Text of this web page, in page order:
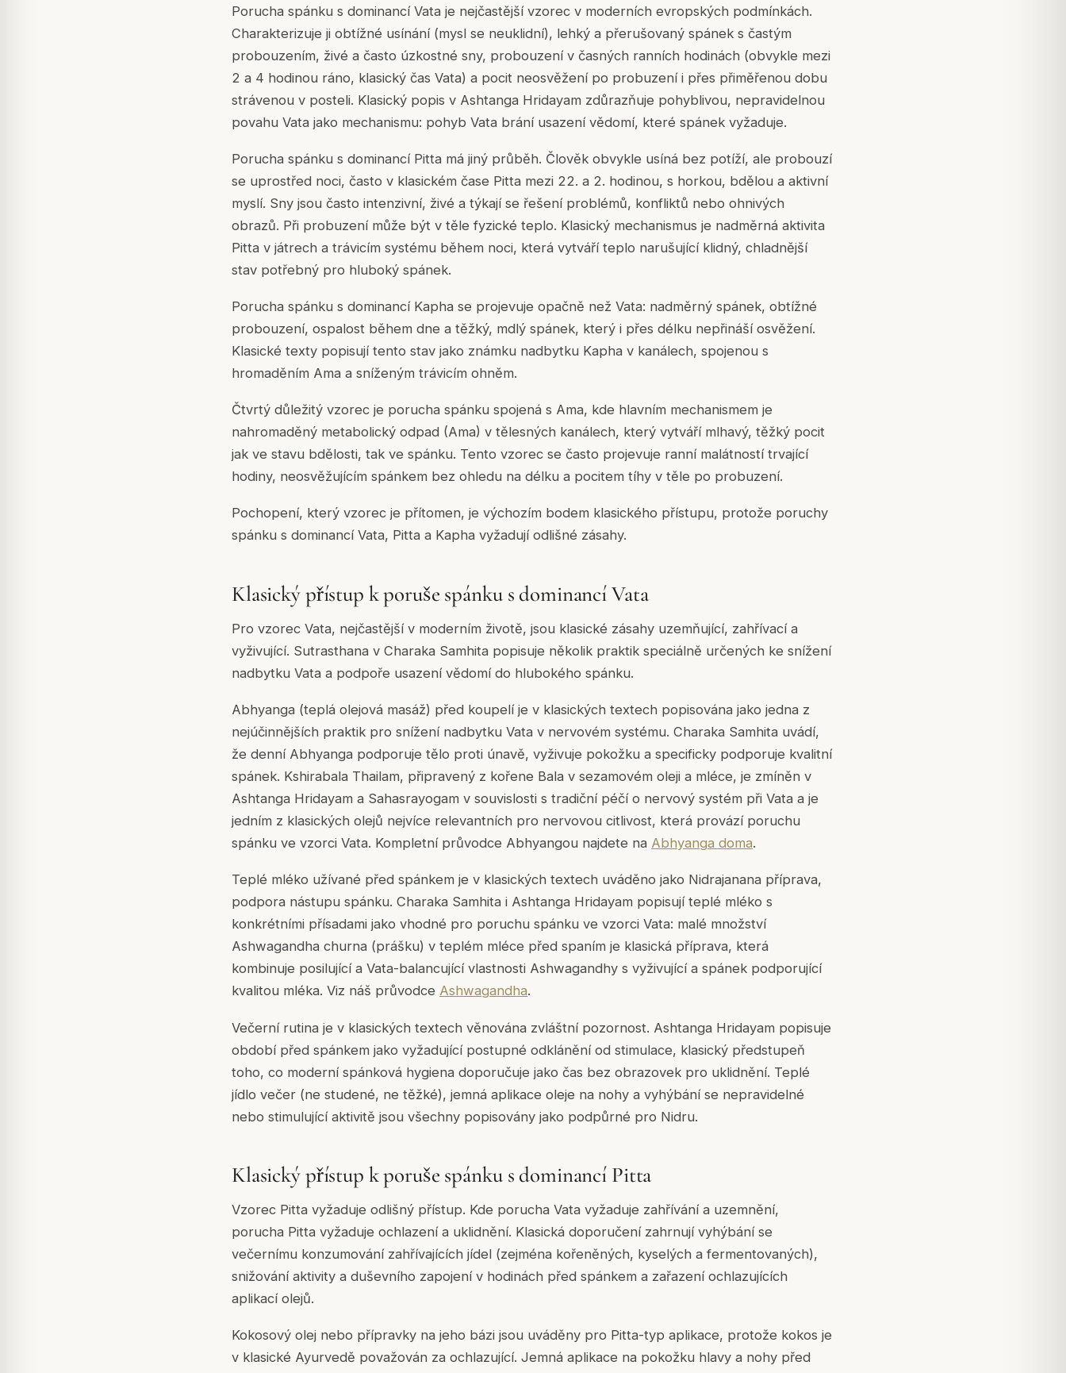
Porucha spánku s dominancí Vata je nejčastější vzorec v moderních evropských podmínkách.
Charakterizuje ji obtížné usínání (mysl se neuklidní), lehký a přerušovaný spánek s častým
probouzením, živé a často úzkostné sny, probouzení v časných ranních hodinách (obvykle mezi
2 a 4 hodinou ráno, klasický čas Vata) a pocit neosvěžení po probuzení i přes přiměřenou dobu
strávenou v posteli. Klasický popis v Ashtanga Hridayam zdůrazňuje pohyblivou, nepravidelnou
povahu Vata jako mechanismu: pohyb Vata brání usazení vědomí, které spánek vyžaduje.
Porucha spánku s dominancí Pitta má jiný průběh. Člověk obvykle usíná bez potíží, ale probouzí
se uprostřed noci, často v klasickém čase Pitta mezi 22. a 2. hodinou, s horkou, bdělou a aktivní
myslí. Sny jsou často intenzivní, živé a týkají se řešení problémů, konfliktů nebo ohnivých
obrazů. Při probuzení může být v těle fyzické teplo. Klasický mechanismus je nadměrná aktivita
Pitta v játrech a trávicím systému během noci, která vytváří teplo narušující klidný, chladnější
stav potřebný pro hluboký spánek.
Porucha spánku s dominancí Kapha se projevuje opačně než Vata: nadměrný spánek, obtížné
probouzení, ospalost během dne a těžký, mdlý spánek, který i přes délku nepřináší osvěžení.
Klasické texty popisují tento stav jako známku nadbytku Kapha v kanálech, spojenou s
hromaděním Ama a sníženým trávicím ohněm.
Čtvrtý důležitý vzorec je porucha spánku spojená s Ama, kde hlavním mechanismem je
nahromaděný metabolický odpad (Ama) v tělesných kanálech, který vytváří mlhavý, těžký pocit
jak ve stavu bdělosti, tak ve spánku. Tento vzorec se často projevuje ranní malátností trvající
hodiny, neosvěžujícím spánkem bez ohledu na délku a pocitem tíhy v těle po probuzení.
Pochopení, který vzorec je přítomen, je výchozím bodem klasického přístupu, protože poruchy
spánku s dominancí Vata, Pitta a Kapha vyžadují odlišné zásahy.
Klasický přístup k poruše spánku s dominancí Vata
Pro vzorec Vata, nejčastější v moderním životě, jsou klasické zásahy uzemňující, zahřívací a
vyživující. Sutrasthana v Charaka Samhita popisuje několik praktik speciálně určených ke snížení
nadbytku Vata a podpoře usazení vědomí do hlubokého spánku.
Abhyanga (teplá olejová masáž) před koupelí je v klasických textech popisována jako jedna z
nejúčinnějších praktik pro snížení nadbytku Vata v nervovém systému. Charaka Samhita uvádí,
že denní Abhyanga podporuje tělo proti únavě, vyživuje pokožku a specificky podporuje kvalitní
spánek. Kshirabala Thailam, připravený z kořene Bala v sezamovém oleji a mléce, je zmíněn v
Ashtanga Hridayam a Sahasrayogam v souvislosti s tradiční péčí o nervový systém při Vata a je
jedním z klasických olejů nejvíce relevantních pro nervovou citlivost, která provází poruchu
spánku ve vzorci Vata. Kompletní průvodce Abhyangou najdete na Abhyanga doma.
Teplé mléko užívané před spánkem je v klasických textech uváděno jako Nidrajanana příprava,
podpora nástupu spánku. Charaka Samhita i Ashtanga Hridayam popisují teplé mléko s
konkrétními přísadami jako vhodné pro poruchu spánku ve vzorci Vata: malé množství
Ashwagandha churna (prášku) v teplém mléce před spaním je klasická příprava, která
kombinuje posilující a Vata-balancující vlastnosti Ashwagandhy s vyživující a spánek podporující
kvalitou mléka. Viz náš průvodce Ashwagandha.
Večerní rutina je v klasických textech věnována zvláštní pozornost. Ashtanga Hridayam popisuje
období před spánkem jako vyžadující postupné odklánění od stimulace, klasický předstupeň
toho, co moderní spánková hygiena doporučuje jako čas bez obrazovek pro uklidnění. Teplé
jídlo večer (ne studené, ne těžké), jemná aplikace oleje na nohy a vyhýbání se nepravidelné
nebo stimulující aktivitě jsou všechny popisovány jako podpůrné pro Nidru.
Klasický přístup k poruše spánku s dominancí Pitta
Vzorec Pitta vyžaduje odlišný přístup. Kde porucha Vata vyžaduje zahřívání a uzemnění,
porucha Pitta vyžaduje ochlazení a uklidnění. Klasická doporučení zahrnují vyhýbání se
večernímu konzumování zahřívajících jídel (zejména kořeněných, kyselých a fermentovaných),
snižování aktivity a duševního zapojení v hodinách před spánkem a zařazení ochlazujících
aplikací olejů.
Kokosový olej nebo přípravky na jeho bázi jsou uváděny pro Pitta-typ aplikace, protože kokos je
v klasické Ayurvedě považován za ochlazující. Jemná aplikace na pokožku hlavy a nohy před